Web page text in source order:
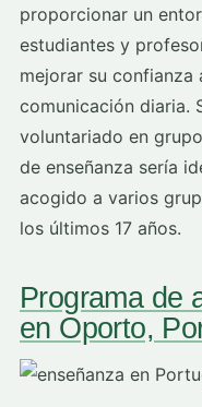
proporcionar un
estudiantes y
mejorar su confianza
comunicación diaria.
voluntariado en
de enseñanza sería
acogido a varios
los últimos 17 años.
Programa de
en Oporto,